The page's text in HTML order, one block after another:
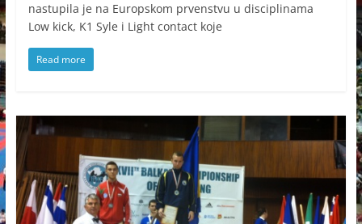
nastupila je na Europskom prvenstvu u disciplinama
Low kick, K1 Syle i Light contact koje
Read more